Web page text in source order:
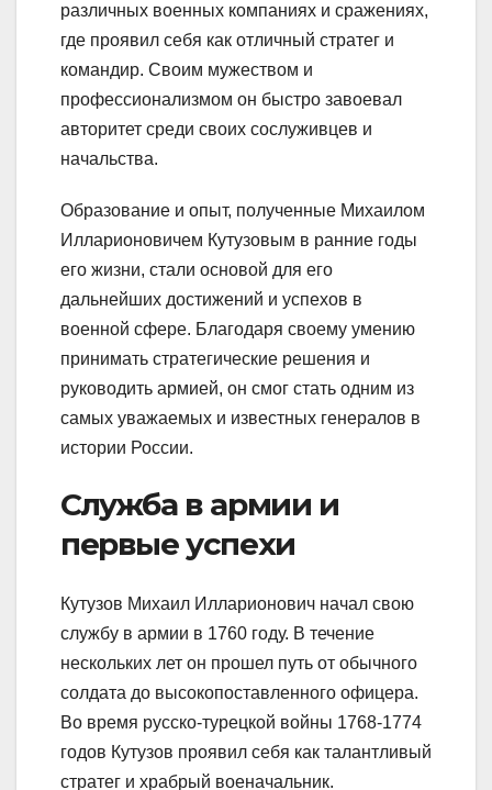
различных военных компаниях и сражениях,
где проявил себя как отличный стратег и
командир. Своим мужеством и
профессионализмом он быстро завоевал
авторитет среди своих сослуживцев и
начальства.
Образование и опыт, полученные Михаилом
Илларионовичем Кутузовым в ранние годы
его жизни, стали основой для его
дальнейших достижений и успехов в
военной сфере. Благодаря своему умению
принимать стратегические решения и
руководить армией, он смог стать одним из
самых уважаемых и известных генералов в
истории России.
Служба в армии и
первые успехи
Кутузов Михаил Илларионович начал свою
службу в армии в 1760 году. В течение
нескольких лет он прошел путь от обычного
солдата до высокопоставленного офицера.
Во время русско-турецкой войны 1768-1774
годов Кутузов проявил себя как талантливый
стратег и храбрый военачальник.